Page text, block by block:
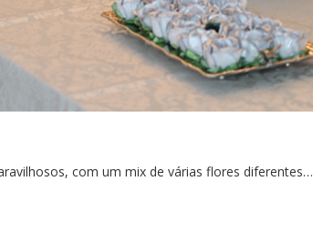
com um mix de várias flores diferentes…